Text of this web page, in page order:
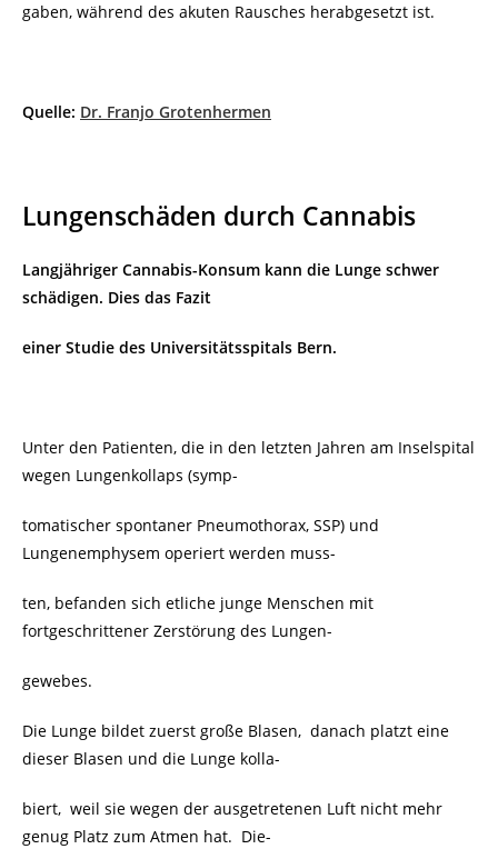
gaben, während des akuten Rausches herabgesetzt ist.
Quelle: Dr. Franjo Grotenhermen
Lungenschäden durch Cannabis
Langjähriger Cannabis-Konsum kann die Lunge schwer
schädigen. Dies das Fazit
einer Studie des Universitätsspitals Bern.
Unter den Patienten, die in den letzten Jahren am Inselspital
wegen Lungenkollaps (symp-
tomatischer spontaner Pneumothorax, SSP) und
Lungenemphysem operiert werden muss-
ten, befanden sich etliche junge Menschen mit
fortgeschrittener Zerstörung des Lungen-
gewebes.
Die Lunge bildet zuerst große Blasen, danach platzt eine
dieser Blasen und die Lunge kolla-
biert, weil sie wegen der ausgetretenen Luft nicht mehr
genug Platz zum Atmen hat. Die-